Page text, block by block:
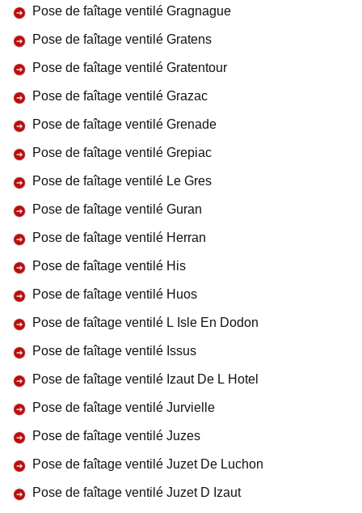
Pose de faîtage ventilé Gragnague
Pose de faîtage ventilé Gratens
Pose de faîtage ventilé Gratentour
Pose de faîtage ventilé Grazac
Pose de faîtage ventilé Grenade
Pose de faîtage ventilé Grepiac
Pose de faîtage ventilé Le Gres
Pose de faîtage ventilé Guran
Pose de faîtage ventilé Herran
Pose de faîtage ventilé His
Pose de faîtage ventilé Huos
Pose de faîtage ventilé L Isle En Dodon
Pose de faîtage ventilé Issus
Pose de faîtage ventilé Izaut De L Hotel
Pose de faîtage ventilé Jurvielle
Pose de faîtage ventilé Juzes
Pose de faîtage ventilé Juzet De Luchon
Pose de faîtage ventilé Juzet D Izaut